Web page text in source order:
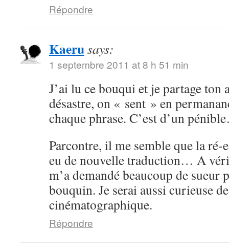
Répondre
Kaerusays:
1 septembre 2011 at 8 h 51 min
J’ai lu ce bouqui et je partage ton
désastre, on « sent » en
chaque phrase. C’est d’un
Parcontre, il me semble que la ré-
eu de nouvelle traduction… A
m’a demandé beaucoup de
bouquin. Je serai aussi curieuse
cinématographique.
Répondre